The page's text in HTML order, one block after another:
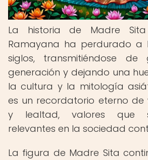
La historia de Madre
Ramayana ha perdurado a
siglos, transmitiéndose de
generación y dejando una
la cultura y la mitología
es un recordatorio eterno de
y lealtad, valores que
relevantes en la sociedad
La figura de Madre Sita